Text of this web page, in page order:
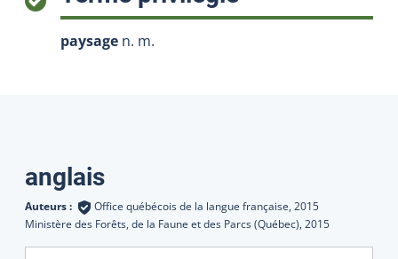
paysage n. m.
Traductions
anglais
Auteurs : Office québécois de la langue française, 2015
Ministère des Forêts, de la Faune et des Parcs (Québec), 2015